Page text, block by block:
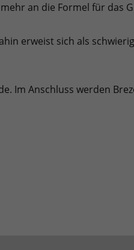
an die Formel für das
erweist sich als
Im Anschluss werden